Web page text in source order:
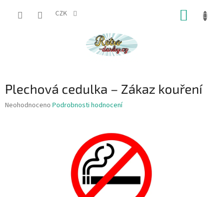
CZK
Plechová cedulka – Zákaz kouření
Průměrné
Neohodnoceno Podrobnosti hodnocení